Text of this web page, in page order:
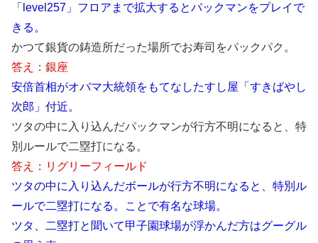
「level257」フロアまで拡大するとパックマンをプレイで
きる。
かつて銀貨の鋳造所だった場所でお寿司をパックパク。
答え：銀座
安倍首相がオバマ大統領をもてなしたすし屋「すきばやし
次郎」付近。
ツタの中に入り込んだパックマンが行方不明になると、特
別ルールで二塁打になる。
答え：リグリーフィールド
ツタの中に入り込んだボールが行方不明になると、特別ル
ールで二塁打になる。ことで有名な球場。
ツタ、二塁打と聞いて甲子園球場が浮かんだ方はグーグル